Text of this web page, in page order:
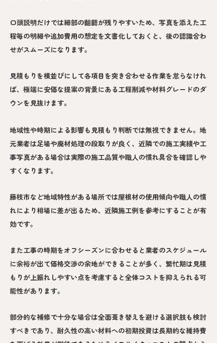
口頭説明だけでは細部の齟齬が残りやすいため、写真を添えた工
程毎の明細や追加費用の想定を文書化しておくと、後の認識合わ
せがスムーズになります。
見積もりを横並びにして各項目を突き合わせる作業を怠らなけれ
ば、極端に安価な提案の背景にある工程削減や材料グレードのダ
ウンを見抜けます。
地域性や時期による影響も見積もり判断では無視できません。地
元業者は足場や廃材処理の段取りが良く、近隣での施工実績や工
事写真がある場合は実際の施工品質や職人の慣れ具合を確認しや
すくなります。
藤枝市など地域特性がある場所では屋根材の使用傾向や職人の慣
れにより相場に差が出るため、近隣施工例を参考にすることが有
効です。
また工事の時期をオフシーズンに合わせると業者のスケジュール
に余裕が出て価格交渉の余地ができることが多く、繁忙期は見積
もりが上振れしやすい点を考慮すると全体コストを抑えられる可
能性があります。
部分的な補修で十分な場合は全面葺き替えを避ける選択肢も検討
すべきであり、耐久性の高い材料への初期投資は長期的な維持費